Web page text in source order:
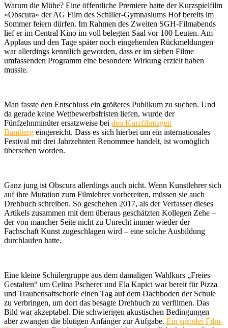
Warum die Mühe? Eine öffentliche Premiere hatte der Kurzspielfilm
«Obscura» der AG Film des Schiller-Gymnasiums Hof bereits im
Sommer feiern dürfen. Im Rahmen des Zweiten SGH-Filmabends
lief er im Central Kino im voll belegten Saal vor 100 Leuten. Am
Applaus und den Tage später noch eingehenden Rückmeldungen
war allerdings kenntlich geworden, dass er im sieben Filme
umfassenden Programm eine besondere Wirkung erzielt haben
musste.
Man fasste den Entschluss ein größeres Publikum zu suchen. Und
da gerade keine Wettbewerbsfristen liefen, wurde der
Fünfzehnminüter ersatzweise bei den Kurzfilmtagen
Bamberg eingereicht. Dass es sich hierbei um ein internationales
Festival mit drei Jahrzehnten Renommee handelt, ist womöglich
übersehen worden.
Ganz jung ist Obscura allerdings auch nicht. Wenn Kunstlehrer sich
auf ihre Mutation zum Filmlehrer vorbereiten, müssen sie auch
Drehbuch schreiben. So geschehen 2017, als der Verfasser dieses
Artikels zusammen mit dem überaus geschätzten Kollegen Zehe –
der von mancher Seite nicht zu Unrecht immer wieder der
Fachschaft Kunst zugeschlagen wird – eine solche Ausbildung
durchlaufen hatte.
Eine kleine Schülergruppe aus dem damaligen Wahlkurs „Freies
Gestalten“ um Celina Pscherer und Ela Kapici war bereit für Pizza
und Traubensaftschorle einen Tag auf dem Dachboden der Schule
zu verbringen, um dort das besagte Drehbuch zu verfilmen. Das
Bild war akzeptabel. Die schwierigen akustischen Bedingungen
aber zwangen die blutigen Anfänger zur Aufgabe. Ein spröder Film-